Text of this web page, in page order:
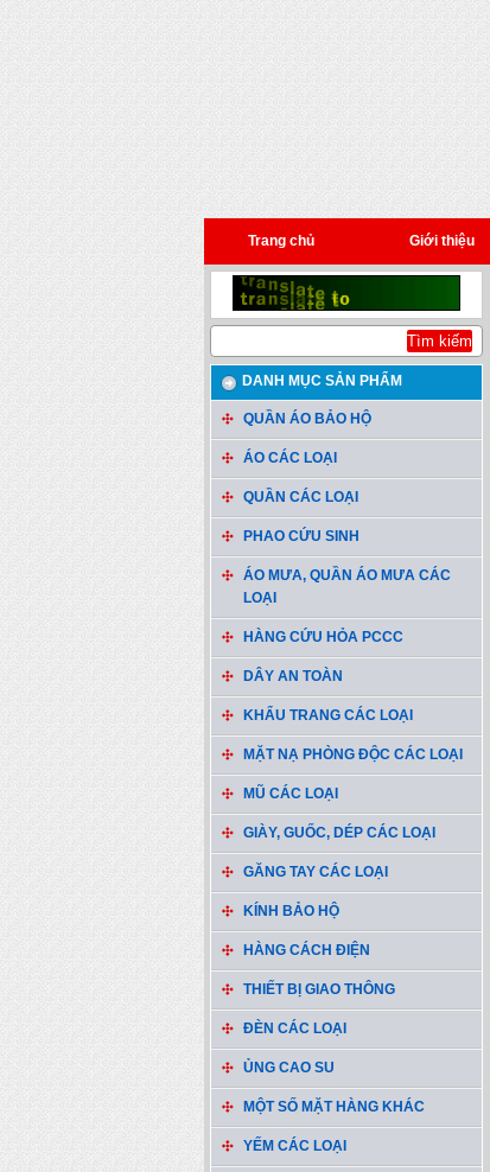
Trang chủ Giới thiệu
DANH MỤC SẢN PHẨM
QUẦN ÁO BẢO HỘ
ÁO CÁC LOẠI
QUẦN CÁC LOẠI
PHAO CỨU SINH
ÁO MƯA, QUẦN ÁO MƯA CÁC
LOẠI
HÀNG CỨU HỎA PCCC
DÂY AN TOÀN
KHẨU TRANG CÁC LOẠI
MẶT NẠ PHÒNG ĐỘC CÁC LOẠI
MŨ CÁC LOẠI
GIÀY, GUỐC, DÉP CÁC LOẠI
GĂNG TAY CÁC LOẠI
KÍNH BẢO HỘ
HÀNG CÁCH ĐIỆN
THIẾT BỊ GIAO THÔNG
ĐÈN CÁC LOẠI
ỦNG CAO SU
MỘT SỐ MẶT HÀNG KHÁC
YẾM CÁC LOẠI